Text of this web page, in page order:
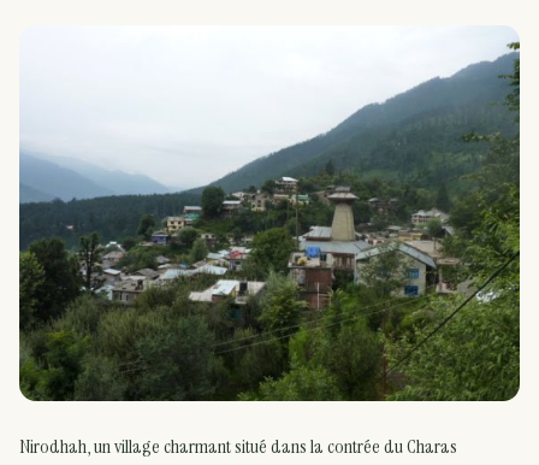
Nirodhah, un village charmant situé dans la contrée du Charas